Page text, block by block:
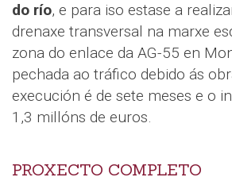
do río, e para iso estase a
drenaxe transversal na marxe
zona do enlace da AG-55 en
pechada ao tráfico debido ás
execución é de sete meses e o
1,3 millóns de euros.
PROXECTO COMPLETO